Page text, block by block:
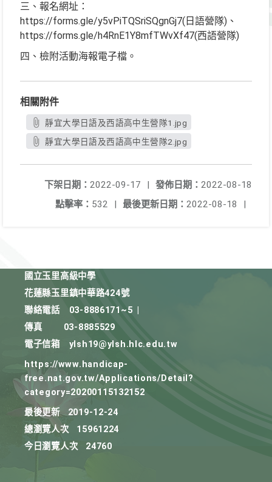
三、報名網址：
https://forms.gle/y5vPiTQSriSQgnGj7(日語營隊)、
https://forms.gle/h4RnE1Y8mfTWvXf47(西語營隊)
四、檢附活動海報電子檔。
相關附件
靜宜大學日語及西語高中生營隊1.jpg
靜宜大學日語及西語高中生營隊2.jpg
發佈日期： 2022-08-18
下架日期： 2022-09-17
|
最後更新日期： 2022-08-18 |
點擊率： 532 |
國立玉里高級中學
花蓮縣玉里鎮中華路424號
聯絡電話
03-8886171~5
傳真
03-8885529
電子信箱
ylsh19@ylsh.hlc.edu.tw
https://www.handicap-
free.nat.gov.tw/Applications/Detail?
category=20200115132152
最後更新
2019-12-24
總瀏覽人次
15961224
今日瀏覽人次
24760